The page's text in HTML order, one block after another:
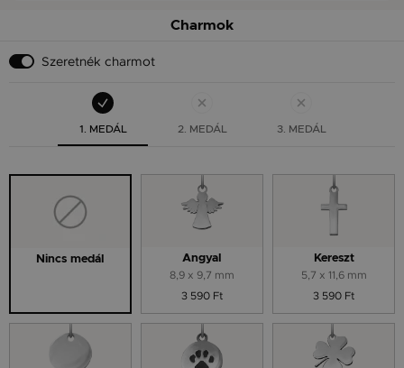
Charmok
Szeretnék charmot
1. MEDÁL 2. MEDÁL 3. MEDÁL
Nincs medál Angyal
8,9 x 9,7 mm
3 590 Ft
Kereszt
5,7 x 11,6 mm
3 590 Ft